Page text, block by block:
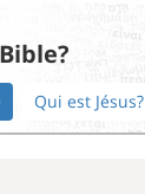
Qui est Jésus?